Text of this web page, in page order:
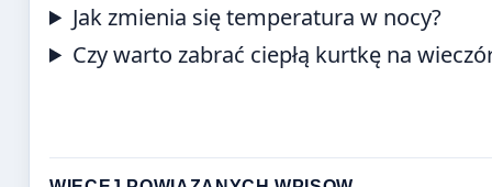
Jak zmienia się temperatura w nocy?
Czy warto zabrać ciepłą kurtkę na